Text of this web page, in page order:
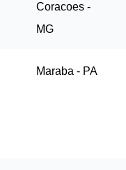
Coracoes -
MG
Maraba - PA